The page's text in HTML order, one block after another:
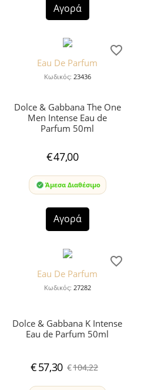
Αγορά
Eau De Parfum
Κωδικός: 23436
Dolce & Gabbana The One
Men Intense Eau de
Parfum 50ml
€47,00
Άμεσα Διαθέσιμο
Αγορά
Eau De Parfum
Κωδικός: 27282
Dolce & Gabbana Κ Intense
Eau de Parfum 50ml
€104,22
€57,30